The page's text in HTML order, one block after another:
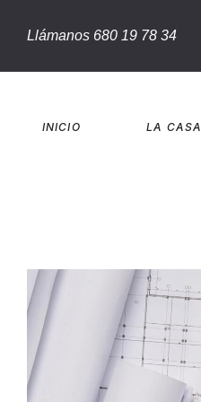
Llámanos 680 19 78 34
INICIO LA CASA